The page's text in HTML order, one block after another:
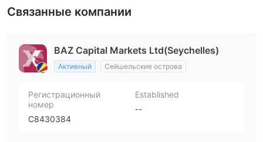
Связанные компании
BAZ Capital Markets Ltd(Seychelles)
Активный Сейшельские острова
Регистрационный
номер
C8430384
Established
--